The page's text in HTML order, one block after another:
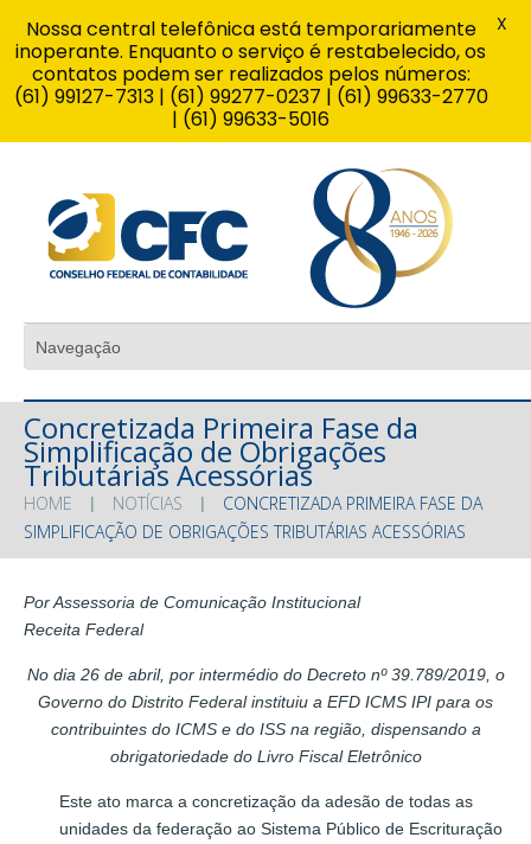
Concretizada Primeira Fase da
Simplificação de Obrigações
Tributárias Acessórias
HOME NOTÍCIAS
CONCRETIZADA PRIMEIRA FASE DA
SIMPLIFICAÇÃO DE OBRIGAÇÕES TRIBUTÁRIAS ACESSÓRIAS
Por Assessoria de Comunicação Institucional
Receita Federal
No dia 26 de abril, por intermédio do Decreto nº 39.789/2019, o
Governo do Distrito Federal instituiu a EFD ICMS IPI para os
contribuintes do ICMS e do ISS na região, dispensando a
obrigatoriedade do Livro Fiscal Eletrônico
Este ato marca a concretização da adesão de todas as
unidades da federação ao Sistema Público de Escrituração
Nossa central telefônica está temporariamente
inoperante. Enquanto o serviço é restabelecido, os
contatos podem ser realizados pelos números:
(61) 99127-7313 | (61) 99277-0237 | (61) 99633-2770
| (61) 99633-5016
X